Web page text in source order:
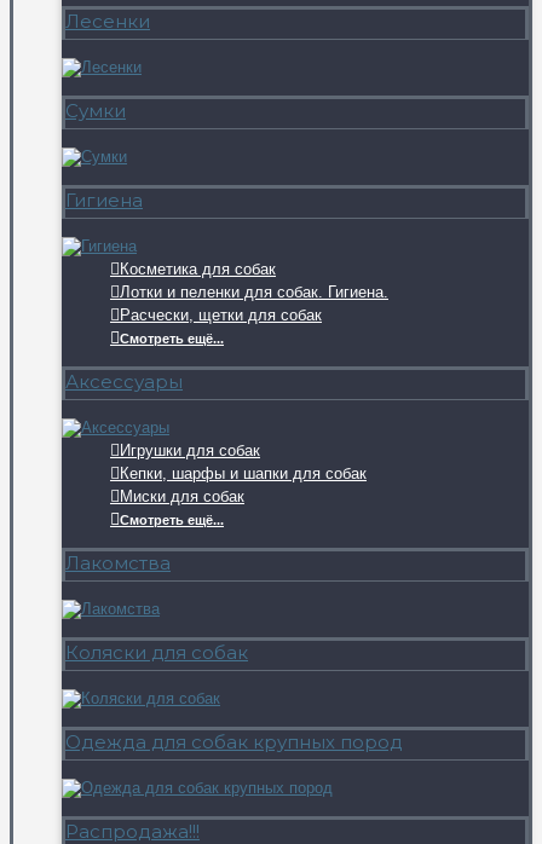
Лесенки
Сумки
Гигиена
Косметика для собак
Лотки и пеленки для собак. Гигиена.
Расчески, щетки для собак
Смотреть ещё...
Аксессуары
Игрушки для собак
Кепки, шарфы и шапки для собак
Миски для собак
Смотреть ещё...
Лакомства
Коляски для собак
Одежда для собак крупных пород
Распродажа!!!